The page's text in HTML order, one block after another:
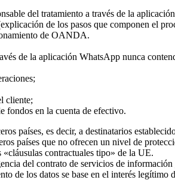
del tratamiento a través de la
de los pasos que componen el
de OANDA.
de la aplicación WhatsApp nunca
cliente;
fondos en la cuenta de efectivo.
países, es decir, a destinatarios
países que no ofrecen un nivel de
contractuales tipo» de la UE.
del contrato de servicios de
de los datos se base en el interés